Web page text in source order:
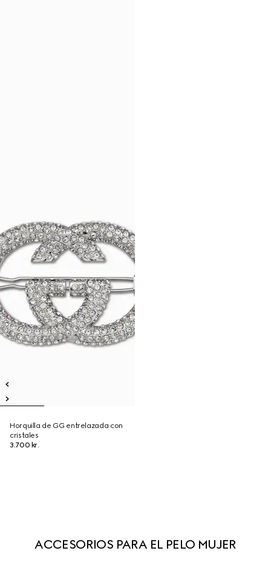
Horquilla de GG entrelazada con
cristales
3.700 kr.
ACCESORIOS PARA EL PELO MUJER